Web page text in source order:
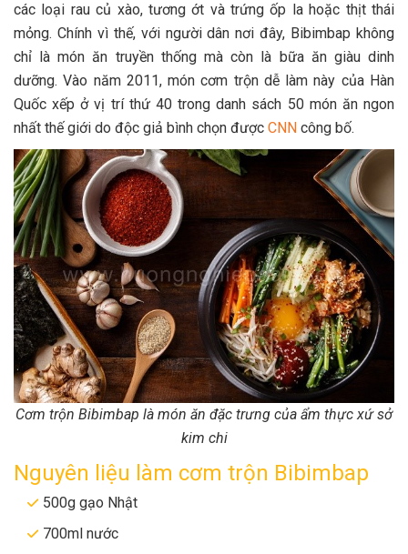
các loại rau củ xào, tương ớt và trứng ốp la hoặc thịt thái
mỏng. Chính vì thế, với người dân nơi đây, Bibimbap không
chỉ là món ăn truyền thống mà còn là bữa ăn giàu dinh
dưỡng. Vào năm 2011, món cơm trộn dễ làm này của Hàn
Quốc xếp ở vị trí thứ 40 trong danh sách 50 món ăn ngon
nhất thế giới do độc giả bình chọn được CNN công bố.
Cơm trộn Bibimbap là món ăn đặc trưng của ẩm thực xứ sở
kim chi
Nguyên liệu làm cơm trộn Bibimbap
500g gạo Nhật
700ml nước